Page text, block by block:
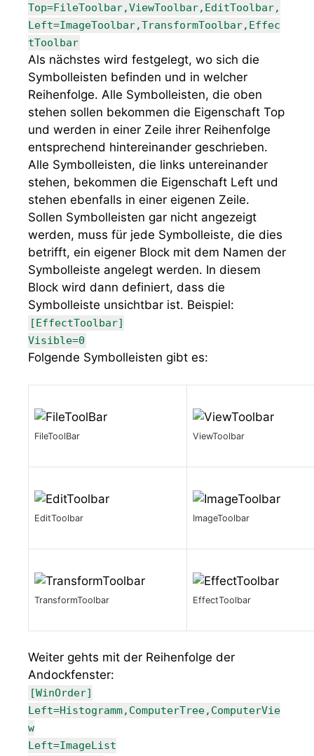
Top=FileToolbar,ViewToolbar,EditToolbar,
Left=ImageToolbar,TransformToolbar,Effec
tToolbar
Als nächstes wird festgelegt, wo sich die
Symbolleisten befinden und in welcher
Reihenfolge. Alle Symbolleisten, die oben
stehen sollen bekommen die Eigenschaft Top
und werden in einer Zeile ihrer Reihenfolge
entsprechend hintereinander geschrieben.
Alle Symbolleisten, die links untereinander
stehen, bekommen die Eigenschaft Left und
stehen ebenfalls in einer eigenen Zeile.
Sollen Symbolleisten gar nicht angezeigt
werden, muss für jede Symbolleiste, die dies
betrifft, ein eigener Block mit dem Namen der
Symbolleiste angelegt werden. In diesem
Block wird dann definiert, dass die
Symbolleiste unsichtbar ist. Beispiel:
[EffectToolbar]
Visible=0
Folgende Symbolleisten gibt es:
FileToolBar ViewToolbar
EditToolbar ImageToolbar
TransformToolbar EffectToolbar
Weiter gehts mit der Reihenfolge der
Andockfenster:
[WinOrder]
Left=Histogramm,ComputerTree,ComputerVie
w
Left=ImageList